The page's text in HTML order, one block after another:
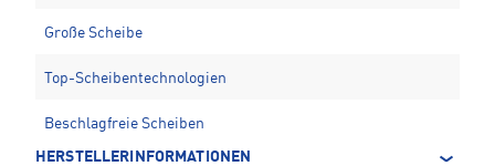
Große Scheibe
Top-Scheibentechnologien
Beschlagfreie Scheiben
HERSTELLERINFORMATIONEN